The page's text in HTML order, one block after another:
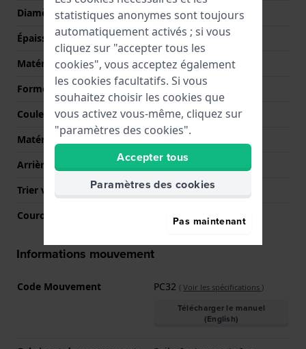
Diamètre
40 mm
Épaisseur du boîtier
10.2 mm
Matériel du boîtier
Titane
Forme du boîtier
Rond
Couleur du boîtier
Argent
Matériau du boîtier arrière
Arrière de Boitier
Fond de boîtier vissé
Trier verre
Hardlex crystal
Couronne
Couronne de tirer
Informations mouvement
Code Mouvement PC32 ( Voir les spécifications )
Télécharger le manuel
(English)
statistiques anonymes sont toujours
automatiquement activés ; si vous
cliquez sur "accepter tous les
cookies", vous acceptez également
les cookies facultatifs. Si vous
souhaitez choisir les cookies que
vous activez vous-même, cliquez sur
"paramètres des cookies".
Accepter tous
Paramètres des cookies
Pas maintenant